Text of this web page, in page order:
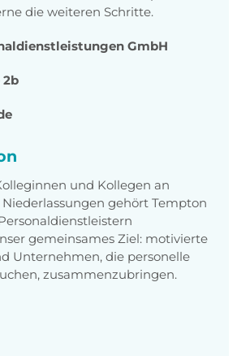
die weiteren Schritte.
GmbH
2b
und Kollegen an
gehört Tempton
gemeinsames Ziel: motivierte
Unternehmen, die personelle
zusammenzubringen.